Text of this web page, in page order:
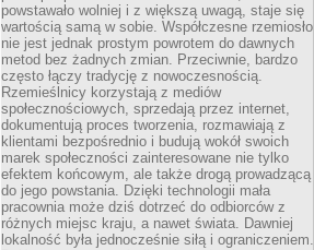
powstawało wolniej i z większą uwagą, staje się
wartością samą w sobie. Współczesne rzemiosło
nie jest jednak prostym powrotem do dawnych
metod bez żadnych zmian. Przeciwnie, bardzo
często łączy tradycję z nowoczesnością.
Rzemieślnicy korzystają z mediów
społecznościowych, sprzedają przez internet,
dokumentują proces tworzenia, rozmawiają z
klientami bezpośrednio i budują wokół swoich
marek społeczności zainteresowane nie tylko
efektem końcowym, ale także drogą prowadzącą
do jego powstania. Dzięki technologii mała
pracownia może dziś dotrzeć do odbiorców z
różnych miejsc kraju, a nawet świata. Dawniej
lokalność była jednocześnie siłą i ograniczeniem.